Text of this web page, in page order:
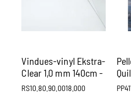
Vindues-vinyl Ekstra-
Clear 1,0 mm 140cm -
Pr. m.
RS10.80.90.0018.000